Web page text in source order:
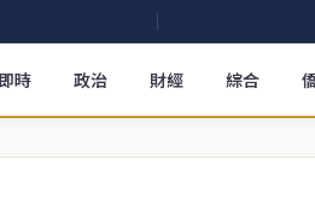
即時 政治 財經 綜合